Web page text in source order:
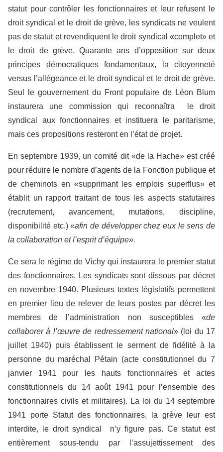
statut pour contrôler les fonctionnaires et leur refusent le
droit syndical et le droit de grève, les syndicats ne veulent
pas de statut et revendiquent le droit syndical «complet» et
le droit de grève. Quarante ans d’opposition sur deux
principes démocratiques fondamentaux, la citoyenneté
versus l’allégeance et le droit syndical et le droit de grève.
Seul le gouvernement du Front populaire de Léon Blum
instaurera une commission qui reconnaîtra le droit
syndical aux fonctionnaires et instituera le paritarisme,
mais ces propositions resteront en l’état de projet.
En septembre 1939, un comité dit «de la Hache» est créé
pour réduire le nombre d’agents de la Fonction publique et
de cheminots en «supprimant les emplois superflus» et
établit un rapport traitant de tous les aspects statutaires
(recrutement, avancement, mutations, discipline,
disponibilité etc.) «afin de développer chez eux le sens de
la collaboration et l’esprit d’équipe».
Ce sera le régime de Vichy qui instaurera le premier statut
des fonctionnaires. Les syndicats sont dissous par décret
en novembre 1940. Plusieurs textes législatifs permettent
en premier lieu de relever de leurs postes par décret les
membres de l’administration non susceptibles «de
collaborer à l’œuvre de redressement national» (loi du 17
juillet 1940) puis établissent le serment de fidélité à la
personne du maréchal Pétain (acte constitutionnel du 7
janvier 1941 pour les hauts fonctionnaires et actes
constitutionnels du 14 août 1941 pour l’ensemble des
fonctionnaires civils et militaires). La loi du 14 septembre
1941 porte Statut des fonctionnaires, la grève leur est
interdite, le droit syndical n’y figure pas. Ce statut est
entièrement sous-tendu par l’assujettissement des